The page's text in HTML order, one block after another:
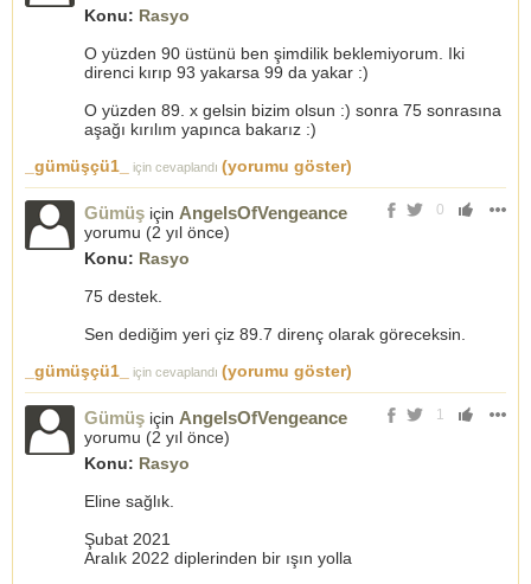
Konu: Rasyo
O yüzden 90 üstünü ben şimdilik beklemiyorum. Iki
direnci kırıp 93 yakarsa 99 da yakar :)
O yüzden 89. x gelsin bizim olsun :) sonra 75 sonrasına
aşağı kırılım yapınca bakarız :)
_gümüşçü1_
için cevaplandı (yorumu göster)
0
Gümüş için AngelsOfVengeance
yorumu (2 yıl önce)
Konu: Rasyo
75 destek.
Sen dediğim yeri çiz 89.7 direnç olarak göreceksin.
_gümüşçü1_
için cevaplandı (yorumu göster)
1
Gümüş için AngelsOfVengeance
yorumu (2 yıl önce)
Konu: Rasyo
Eline sağlık.
Şubat 2021
Aralık 2022 diplerinden bir ışın yolla